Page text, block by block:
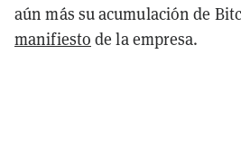
aún más su acumulación de
manifiesto de la empresa.